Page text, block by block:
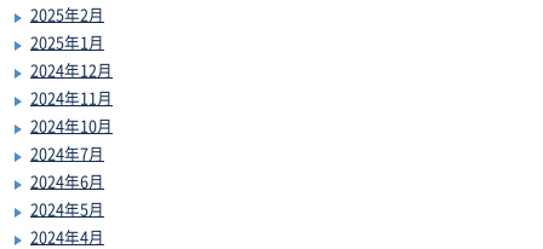
2025年2月
2025年1月
2024年12月
2024年11月
2024年10月
2024年7月
2024年6月
2024年5月
2024年4月